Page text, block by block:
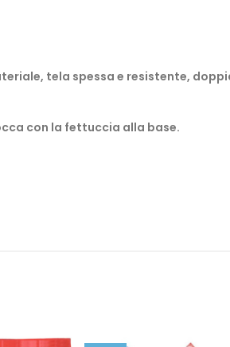
tela spessa e resistente,
con la fettuccia alla base.